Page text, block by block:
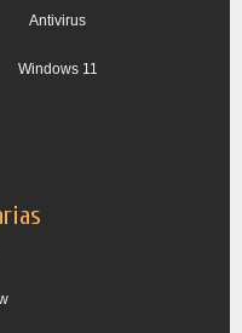
Antivirus
Windows 11